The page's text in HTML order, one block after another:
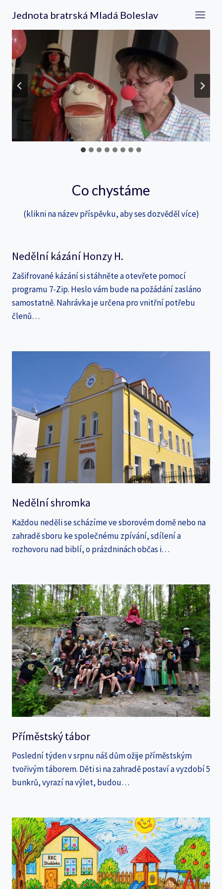
obsah
Jednota bratrská Mladá Boleslav
Co chystáme
(klikni na název příspěvku, aby ses dozvěděl více)
Nedělní kázání Honzy H.
Zašifrované kázání si stáhněte a otevřete pomocí
programu 7-Zip. Heslo vám bude na požádání zasláno
samostatně. Nahrávka je určena pro vnitřní potřebu
členů…
Nedělní shromka
Každou neděli se scházíme ve sborovém domě nebo na
zahradě sboru ke společnému zpívání, sdílení a
rozhovoru nad biblí, o prázdninách občas i…
Příměstský tábor
Poslední týden v srpnu náš dům ožije příměstským
tvořivým táborem. Děti si na zahradě postaví a vyzdobí 5
bunkrů, vyrazí na výlet, budou…